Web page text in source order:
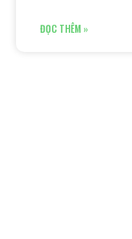
ĐỌC THÊM »